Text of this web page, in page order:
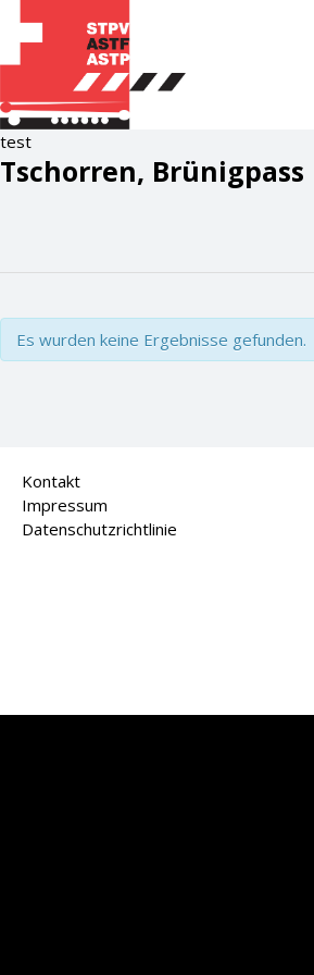
test
Tschorren, Brünigpass
Es wurden keine Ergebnisse gefunden.
Kontakt
Impressum
Datenschutzrichtlinie